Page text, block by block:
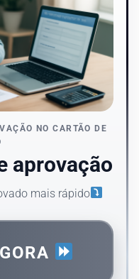
NO CARTÃO DE
aprovação
mais rápido